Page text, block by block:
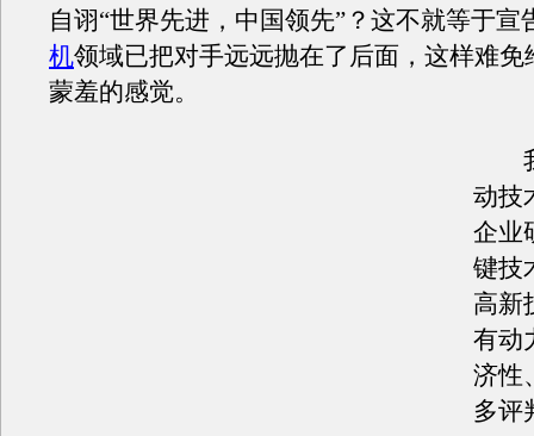
自诩“世界先进，中国领先”？这不就等于宣
机领域已把对手远远抛在了后面，这样难免
蒙羞的感觉。
我
动技
企业
键技
高新
有动
济性
多评